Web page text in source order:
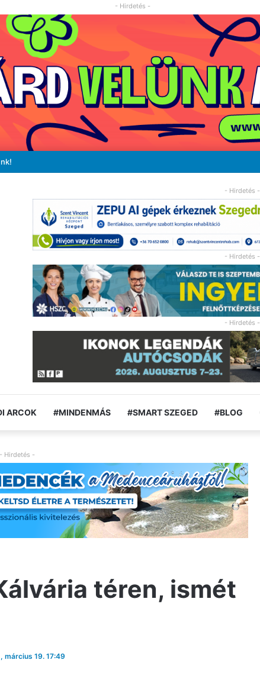
- Hirdetés -
- Hirdetés -
- Hirdetés -
- Hirdetés -
ARCOK #MINDENMÁS #SMART SZEGED #BLOG
- Hirdetés -
téren, ismét
március 19. 17:49